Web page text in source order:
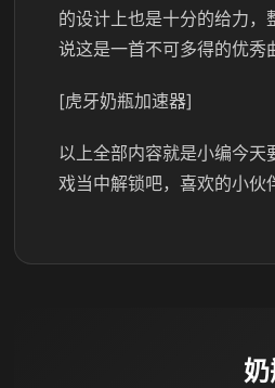
的设计上也是十分的给力
说这是一首不可多得的优秀
[虎牙奶瓶加速器]
以上全部内容就是小编今
戏当中解锁吧，喜欢的小伙